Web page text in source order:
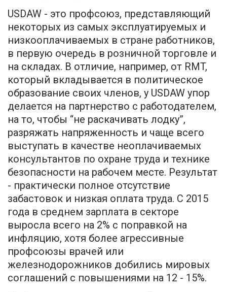
USDAW - это профсоюз, представляющий
некоторых из самых эксплуатируемых и
низкооплачиваемых в стране работников,
в первую очередь в розничной торговле и
на складах. В отличие, например, от RMT,
который вкладывается в политическое
образование своих членов, у USDAW упор
делается на партнерство с работодателем,
на то, чтобы “не раскачивать лодку”,
разряжать напряженность и чаще всего
выступать в качестве неоплачиваемых
консультантов по охране труда и технике
безопасности на рабочем месте. Результат
- практически полное отсутствие
забастовок и низкая оплата труда. С 2015
года в среднем зарплата в секторе
выросла всего на 2% с поправкой на
инфляцию, хотя более агрессивные
профсоюзы врачей или
железнодорожников добились мировых
соглашений с повышениями на 12 - 15%.